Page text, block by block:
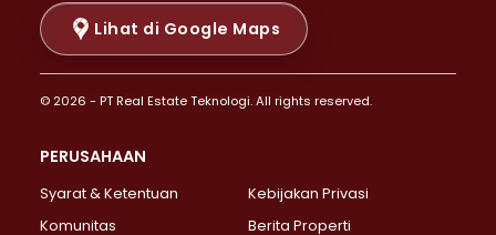
Properti Dijual di Kramat >
Properti Dijual di Pasar Baru >
Properti Dijual di Bendungan Hilir >
Properti Dijual di Jakarta Selatan >
Properti Dijual di Lebak Bulus >
Properti Dijual di Gandaria Selatan >
Properti Dijual di Pondok Labu >
Lihat di Google Maps
© 2026 - PT Real Estate Teknologi. All rights reserved.
PERUSAHAAN
Syarat & Ketentuan
Kebijakan Privasi
Komunitas
Berita Properti